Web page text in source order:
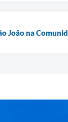
João na